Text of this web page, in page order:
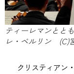
ティーレマンとと
レ・ベルリン (C)
クリスティアン